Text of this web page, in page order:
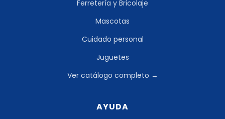
Ferretería y Bricolaje
Mascotas
Cuidado personal
Juguetes
Ver catálogo completo →
AYUDA